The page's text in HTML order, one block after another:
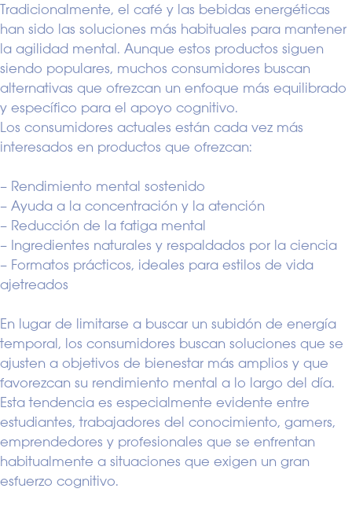
Tradicionalmente, el café y las bebidas energéticas
han sido las soluciones más habituales para mantener
la agilidad mental. Aunque estos productos siguen
siendo populares, muchos consumidores buscan
alternativas que ofrezcan un enfoque más equilibrado
y específico para el apoyo cognitivo.
Los consumidores actuales están cada vez más
interesados en productos que ofrezcan:
– Rendimiento mental sostenido
– Ayuda a la concentración y la atención
– Reducción de la fatiga mental
– Ingredientes naturales y respaldados por la ciencia
– Formatos prácticos, ideales para estilos de vida
ajetreados
En lugar de limitarse a buscar un subidón de energía
temporal, los consumidores buscan soluciones que se
ajusten a objetivos de bienestar más amplios y que
favorezcan su rendimiento mental a lo largo del día.
Esta tendencia es especialmente evidente entre
estudiantes, trabajadores del conocimiento, gamers,
emprendedores y profesionales que se enfrentan
habitualmente a situaciones que exigen un gran
esfuerzo cognitivo.